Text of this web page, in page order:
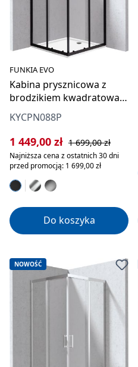
FUNKIA EVO
Kabina prysznicowa z
brodzikiem kwadratowa
80x80 cm
KYCPN088P
Cena sprzedaży:
1 449,00 zł Cena regularna:
1 699,00 zł
Najniższa cena z ostatnich 30 dni
przed promocją: 1 699,00 zł
Do koszyka
NOWOŚĆ